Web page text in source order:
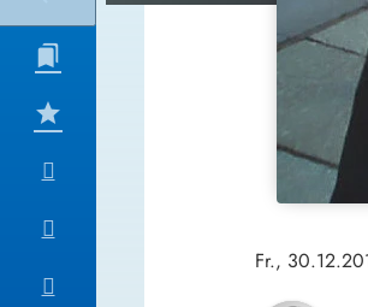
Fr.,